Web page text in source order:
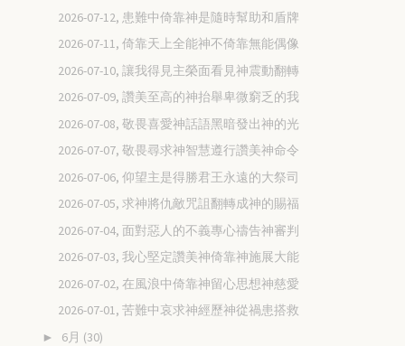
2026-07-12, 患難中倚靠神是隨時幫助和盾牌
2026-07-11, 倚靠天上全能神不倚靠無能偶像
2026-07-10, 讓我得見主榮面看見神震動翻轉
2026-07-09, 讚美至高的神抬舉卑微窮乏的我
2026-07-08, 敬畏喜愛神話語黑暗發出神的光
2026-07-07, 敬畏尋求神智慧遵行讚美神命令
2026-07-06, 仰望主是得勝君王永遠的大祭司
2026-07-05, 求神將仇敵咒詛翻轉成神的賜福
2026-07-04, 面對惡人的不義專心禱告神審判
2026-07-03, 我心堅定讚美神倚靠神施展大能
2026-07-02, 在風浪中倚靠神留心思想神慈愛
2026-07-01, 苦難中哀求神經歷神從禍患搭救
► 6月 (30)